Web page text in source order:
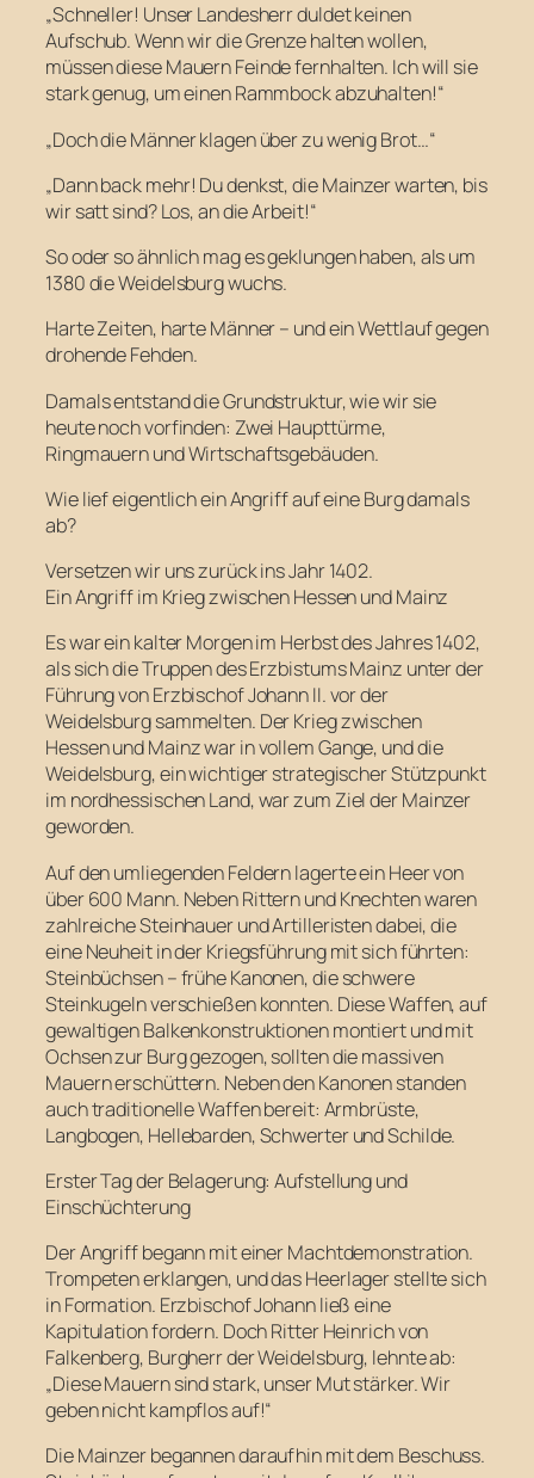
„Schneller! Unser Landesherr duldet keinen
Aufschub. Wenn wir die Grenze halten wollen,
müssen diese Mauern Feinde fernhalten. Ich will sie
stark genug, um einen Rammbock abzuhalten!“
„Doch die Männer klagen über zu wenig Brot…“
„Dann back mehr! Du denkst, die Mainzer warten, bis
wir satt sind? Los, an die Arbeit!“
So oder so ähnlich mag es geklungen haben, als um
1380 die Weidelsburg wuchs.
Harte Zeiten, harte Männer – und ein Wettlauf gegen
drohende Fehden.
Damals entstand die Grundstruktur, wie wir sie
heute noch vorfinden: Zwei Haupttürme,
Ringmauern und Wirtschaftsgebäuden.
Wie lief eigentlich ein Angriff auf eine Burg damals
ab?
Versetzen wir uns zurück ins Jahr 1402.
Ein Angriff im Krieg zwischen Hessen und Mainz
Es war ein kalter Morgen im Herbst des Jahres 1402,
als sich die Truppen des Erzbistums Mainz unter der
Führung von Erzbischof Johann II. vor der
Weidelsburg sammelten. Der Krieg zwischen
Hessen und Mainz war in vollem Gange, und die
Weidelsburg, ein wichtiger strategischer Stützpunkt
im nordhessischen Land, war zum Ziel der Mainzer
geworden.
Auf den umliegenden Feldern lagerte ein Heer von
über 600 Mann. Neben Rittern und Knechten waren
zahlreiche Steinhauer und Artilleristen dabei, die
eine Neuheit in der Kriegsführung mit sich führten:
Steinbüchsen – frühe Kanonen, die schwere
Steinkugeln verschießen konnten. Diese Waffen, auf
gewaltigen Balkenkonstruktionen montiert und mit
Ochsen zur Burg gezogen, sollten die massiven
Mauern erschüttern. Neben den Kanonen standen
auch traditionelle Waffen bereit: Armbrüste,
Langbogen, Hellebarden, Schwerter und Schilde.
Erster Tag der Belagerung: Aufstellung und
Einschüchterung
Der Angriff begann mit einer Machtdemonstration.
Trompeten erklangen, und das Heerlager stellte sich
in Formation. Erzbischof Johann ließ eine
Kapitulation fordern. Doch Ritter Heinrich von
Falkenberg, Burgherr der Weidelsburg, lehnte ab:
„Diese Mauern sind stark, unser Mut stärker. Wir
geben nicht kampflos auf!“
Die Mainzer begannen daraufhin mit dem Beschuss.